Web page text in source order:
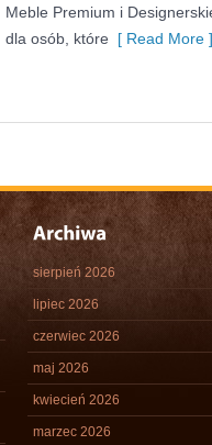
Meble Premium i
dla osób, które [ Read More ]
sierpień 2026
lipiec 2026
czerwiec 2026
maj 2026
kwiecień 2026
marzec 2026